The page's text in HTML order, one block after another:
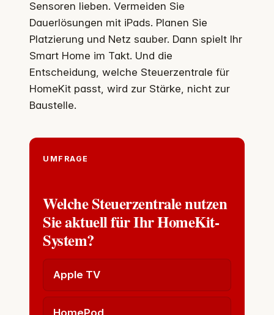
Sensoren lieben. Vermeiden Sie
Dauerlösungen mit iPads. Planen Sie
Platzierung und Netz sauber. Dann spielt Ihr
Smart Home im Takt. Und die
Entscheidung, welche Steuerzentrale für
HomeKit passt, wird zur Stärke, nicht zur
Baustelle.
UMFRAGE
Welche Steuerzentrale nutzen
Sie aktuell für Ihr HomeKit-
System?
Apple TV